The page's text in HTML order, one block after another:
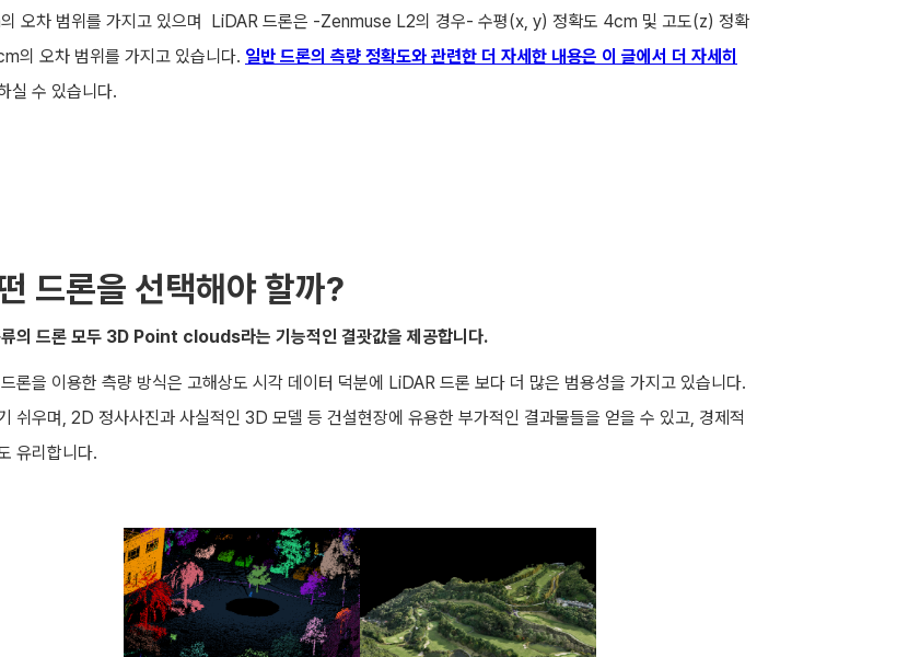
오차 범위를 가지고 있으며 LiDAR 드론은 -Zenmuse L2의 경우- 수평(x, y) 정확도 4cm 및 고도(z) 정확
의 오차 범위를 가지고 있습니다. 일반 드론의 측량 정확도와 관련한 더 자세한 내용은 이 글에서 더 자세히
실 수 있습니다.
드론을 선택해야 할까?
의 드론 모두 3D Point clouds라는 기능적인 결괏값을 제공합니다.
론을 이용한 측량 방식은 고해상도 시각 데이터 덕분에 LiDAR 드론 보다 더 많은 범용성을 가지고 있습니다.
쉬우며, 2D 정사사진과 사실적인 3D 모델 등 건설현장에 유용한 부가적인 결과물들을 얻을 수 있고, 경제적
유리합니다.